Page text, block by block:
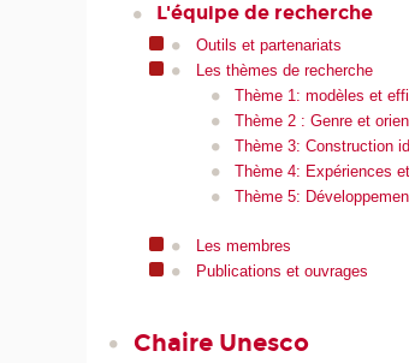
L'équipe de recherche
Outils et partenariats
Les thèmes de recherche
Thème 1: modèles et
Thème 2 : Genre et
Thème 3: Construction
Thème 4: Expériences
Thème 5:
Les membres
Publications et ouvrages
Chaire Unesco